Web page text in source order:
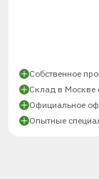
Собственное
Склад в Москве
Официальное
Опытные